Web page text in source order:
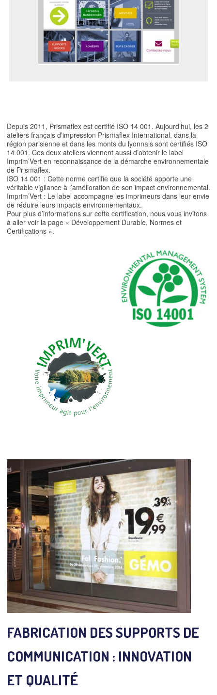
Depuis 2011, Prismaflex est certifié ISO 14 001. Aujourd’hui, les 2
ateliers français d’impression Prismaflex International, dans la
région parisienne et dans les monts du lyonnais sont certifiés ISO
14 001. Ces deux ateliers viennent aussi d’obtenir le label
Imprim’Vert en reconnaissance de la démarche environnementale
de Prismaflex.
ISO 14 001 : Cette norme certifie que la société apporte une
véritable vigilance à l’amélioration de son impact environnemental.
Imprim’Vert : Le label accompagne les imprimeurs dans leur envie
de réduire leurs impacts environnementaux.
Pour plus d’informations sur cette certification, nous vous invitons
à aller voir la page « Développement Durable, Normes et
Certifications ».
FABRICATION DES SUPPORTS DE
COMMUNICATION : INNOVATION
ET QUALITÉ